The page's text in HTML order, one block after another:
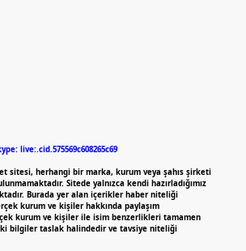
live:.cid.575569c608265c69
sitesi, herhangi bir marka, kurum veya şahıs şirketi
Sitede yalnızca kendi hazırladığımız
Burada yer alan içerikler haber niteliği
kurum ve kişiler hakkında paylaşım
kurum ve kişiler ile isim benzerlikleri tamamen
bilgiler taslak halindedir ve tavsiye niteliği